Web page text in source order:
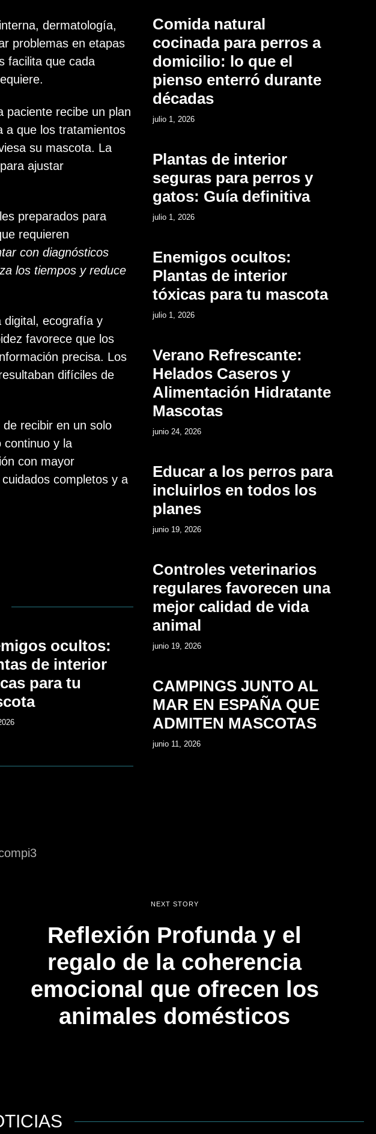
dermatología,
problemas en etapas
facilita que cada
paciente recibe un plan
a que los tratamientos
su mascota. La
ajustar
preparados para
requieren
con diagnósticos
los tiempos y reduce
digital, ecografía y
favorece que los
precisa. Los
difíciles de
recibir en un solo
continuo y la
con mayor
completos y a
ocultos:
de interior
para tu
Comida natural
cocinada para perros a
domicilio: lo que el
pienso enterró durante
décadas
julio 1, 2026
Plantas de interior
seguras para perros y
gatos: Guía definitiva
julio 1, 2026
Enemigos ocultos:
Plantas de interior
tóxicas para tu mascota
julio 1, 2026
Verano Refrescante:
Helados Caseros y
Alimentación Hidratante
Mascotas
junio 24, 2026
Educar a los perros para
incluirlos en todos los
planes
junio 19, 2026
Controles veterinarios
regulares favorecen una
mejor calidad de vida
animal
junio 19, 2026
CAMPINGS JUNTO AL
MAR EN ESPAÑA QUE
ADMITEN MASCOTAS
junio 11, 2026
NEXT STORY
Reflexión Profunda y el
regalo de la coherencia
emocional que ofrecen los
animales domésticos